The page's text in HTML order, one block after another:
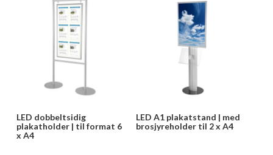
LED dobbeltsidig
plakatholder | til format 6
x A4
LED A1 plakatstand | med
brosjyreholder til 2 x A4